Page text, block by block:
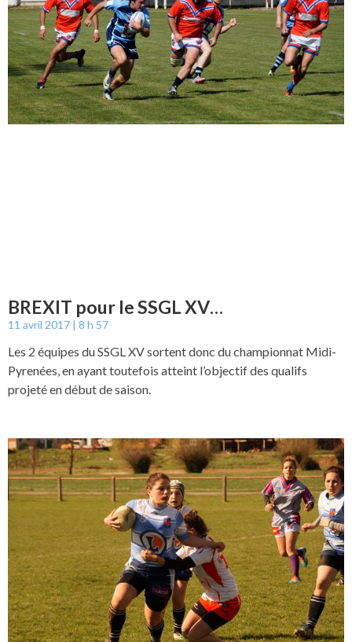
BREXIT pour le SSGL XV…
11 avril 2017 8 h 57
Les 2 équipes du SSGL XV sortent donc du championnat Midi-
Pyrenées, en ayant toutefois atteint l’objectif des qualifs
projeté en début de saison.